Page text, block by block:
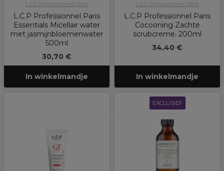
L.C.P Professionnel Paris
L.C.P Professionnel Paris
Essentials Micellair water
met jasmijnbloemenwater
500ml
30,70 €
In winkelmandje
L.C.P Professionnel Paris
L.C.P Professionnel Paris
Cocooning Zachte
scrubcreme. 200ml
34,40 €
In winkelmandje
EXCLUSIEF